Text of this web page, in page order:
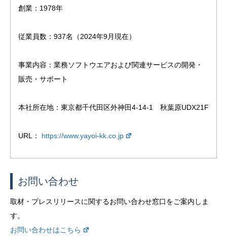
創業：1978年
従業員数：937名（2024年9月現在）
事業内容：業務ソフトウエアおよび関連サービスの開発・
販売・サポート
本社所在地：東京都千代田区外神田4-14-1　秋葉原UDX21F
URL： https://www.yayoi-kk.co.jp
お問い合わせ
取材・プレスリリースに関するお問い合わせ窓口をご案内しま
す。
お問い合わせはこちら